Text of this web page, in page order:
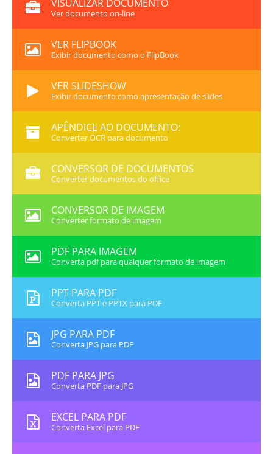
VISUALIZAR DOCUMENTO
Ver documento on-line
VER FLIPBOOK
Exibir documento como o FlipBook
VER SLIDESHOW
Exibir documento como apresentação de slides
APÊNDICE AO DOCUMENTO:
Converter OCR para documento
CONVERSOR DE DOCUMENTOS
Converter documentos do office
CONVERSOR DE IMAGEM
Converter formato de imagem
PDF PARA IMAGEM
Converta pdf para qualquer formato de imagem
PPT PARA PDF
Converta PPT e PPTX para PDF
JPG PARA PDF
Converta JPG para PDF
PDF PARA JPG
Converta PDF para JPG
EXCEL PARA PDF
Converta Excel para PDF